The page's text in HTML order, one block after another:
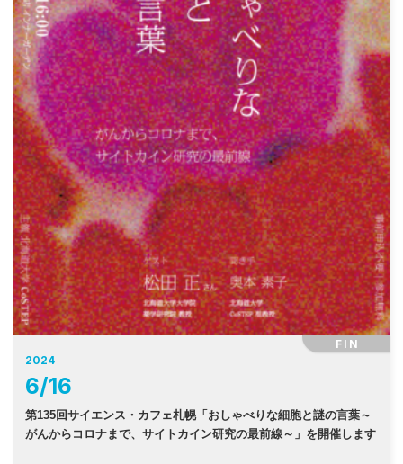
FIN
2024
6/16
第135回サイエンス・カフェ札幌「おしゃべりな細胞と謎の言葉～
がんからコロナまで、サイトカイン研究の最前線～」を開催します